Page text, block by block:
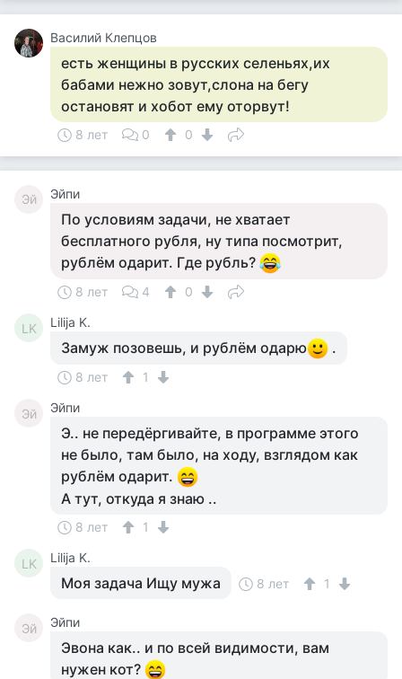
Василий Клепцов
есть женщины в русских селеньях,их
бабами нежно зовут,слона на бегу
остановят и хобот ему оторвут!
8 лет 0 0
Эй Эйпи
По условиям задачи, не хватает
бесплатного рубля, ну типа посмотрит,
рублём одарит. Где рубль?
8 лет 4 0
LK Lilija K.
Замуж позовешь, и рублём одарю .
8 лет 1
Эй Эйпи
Э.. не передёргивайте, в программе этого
не было, там было, на ходу, взглядом как
рублём одарит.
А тут, откуда я знаю ..
8 лет 1
LK Lilija K.
Моя задача Ищу мужа 8 лет 1
Эй Эйпи
Эвона как.. и по всей видимости, вам
нужен кот?